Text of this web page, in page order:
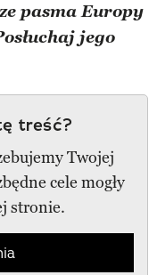
pasma Europy
jego
treść?
Twojej
cele mogły
stronie.